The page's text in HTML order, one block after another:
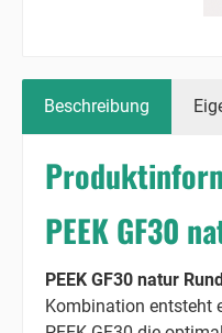
Beschreibung
PEEK GF30
PEEK GF30 natur
Kombination entsteht